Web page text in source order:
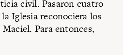
civil. Pasaron cuatro
Iglesia reconociera los
Para entonces,